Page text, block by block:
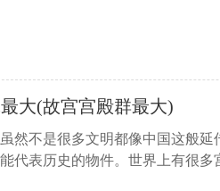
大(故宫宫殿群最大)
然不是很多文明都像中国这般
代表历史的物件。世界上有很